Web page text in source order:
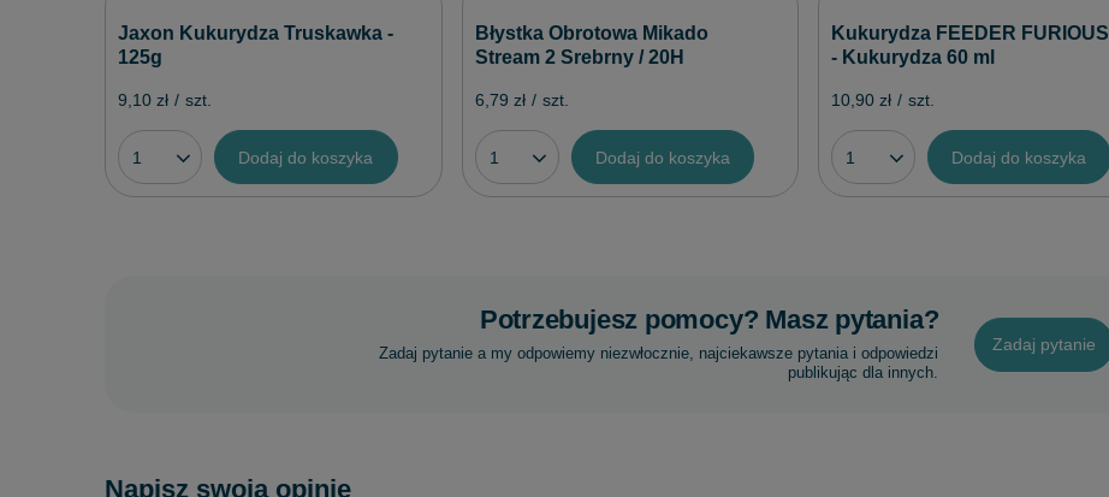
Jaxon Kukurydza Truskawka -
125g
9,10 zł / szt.
Dodaj do koszyka
Błystka Obrotowa Mikado
Stream 2 Srebrny / 20H
6,79 zł / szt.
Dodaj do koszyka
Kukurydza FEEDER FURIOUS
- Kukurydza 60 ml
10,90 zł / szt.
Dodaj do koszyka
Potrzebujesz pomocy? Masz pytania?
Zadaj pytanie a my odpowiemy niezwłocznie, najciekawsze pytania i odpowiedzi
publikując dla innych.
Zadaj pytanie
Napisz swoją opinię